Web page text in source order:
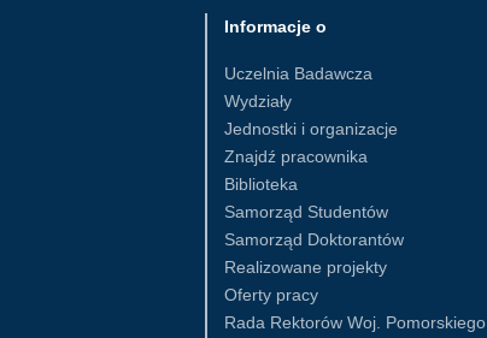
Informacje o
Uczelnia Badawcza
Wydziały
Jednostki i organizacje
Znajdź pracownika
Biblioteka
Samorząd Studentów
Samorząd Doktorantów
Realizowane projekty
Oferty pracy
Rada Rektorów Woj. Pomorskiego